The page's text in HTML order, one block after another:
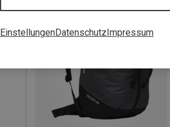
EinstellungenDatenschutzImpressum